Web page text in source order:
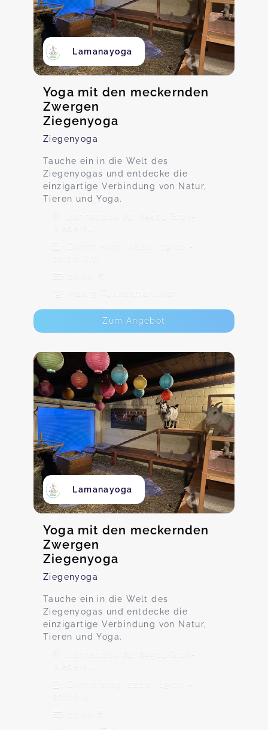
Lamanayoga
Yoga mit den meckernden
Zwergen
Ziegenyoga
Ziegenyoga
Tauche ein in die Welt des
Ziegenyogas und entdecke die
einzigartige Verbindung von Natur,
Tieren und Yoga.
Jahnstraße 62, 64401 Groß-
Donnerstag, 08.10., 19:00 -
20:00 Uhr
20,00 €
Max. 5 TeilnehmerInnen
Zum Angebot
Lamanayoga
Yoga mit den meckernden
Zwergen
Ziegenyoga
Ziegenyoga
Tauche ein in die Welt des
Ziegenyogas und entdecke die
einzigartige Verbindung von Natur,
Tieren und Yoga.
Jahnstraße 62, 64401 Groß-
Donnerstag, 22.10., 19:00 -
20:00 Uhr
20,00 €